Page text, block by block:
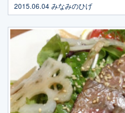
2015.06.04 みなみのひげ